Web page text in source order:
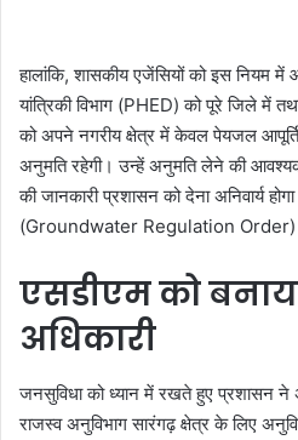
हालांकि, शासकीय एजेंसियों को इस नियम
यांत्रिकी विभाग (PHED) को पूरे जिले में
को अपने नगरीय क्षेत्र में केवल पेयजल
अनुमति रहेगी। उन्हें अनुमति लेने की
की जानकारी प्रशासन को देना अनिवार्य
(Groundwater Regulation Order) के
एसडीएम को
अधिकारी
जनसुविधा को ध्यान में रखते हुए प्रशासन ने
राजस्व अनुविभाग सारंगढ़ क्षेत्र के लिए